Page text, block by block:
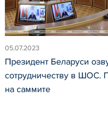
05.07.2023
Президент Беларуси
сотрудничеству в ШОС.
на саммите